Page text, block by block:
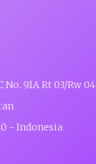
91A Rt 03/Rw 04
- Indonesia